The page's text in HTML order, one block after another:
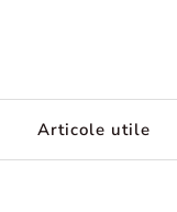
Articole utile